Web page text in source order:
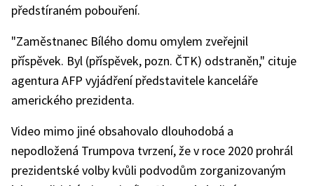
předstíraném pobouření.
"Zaměstnanec Bílého domu omylem zveřejnil
příspěvek. Byl (příspěvek, pozn. ČTK) odstraněn," cituje
agentura AFP vyjádření představitele kanceláře
amerického prezidenta.
Video mimo jiné obsahovalo dlouhodobá a
nepodložená Trumpova tvrzení, že v roce 2020 prohrál
prezidentské volby kvůli podvodům zorganizovaným